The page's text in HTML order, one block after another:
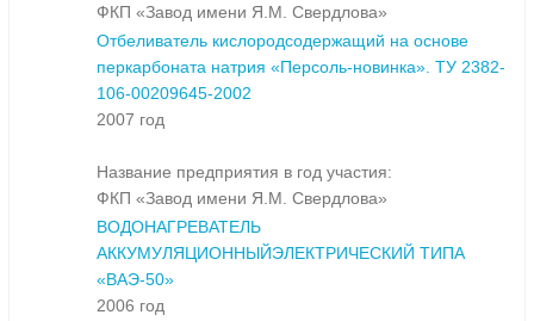
ФКП «Завод имени Я.М. Свердлова»
Отбеливатель кислородсодержащий на основе
перкарбоната натрия «Персоль-новинка». ТУ 2382-
106-00209645-2002
2007 год
Название предприятия в год участия:
ФКП «Завод имени Я.М. Свердлова»
ВОДОНАГРЕВАТЕЛЬ
АККУМУЛЯЦИОННЫЙЭЛЕКТРИЧЕСКИЙ ТИПА
«ВАЭ-50»
2006 год